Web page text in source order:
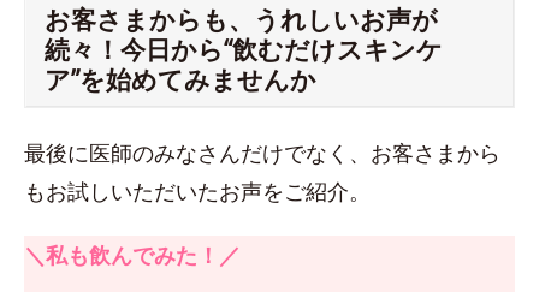
お客さまからも、うれしいお声が
続々！今日から“飲むだけスキンケ
ア”を始めてみませんか
最後に医師のみなさんだけでなく、お客さまから
もお試しいただいたお声をご紹介。
＼私も飲んでみた！／